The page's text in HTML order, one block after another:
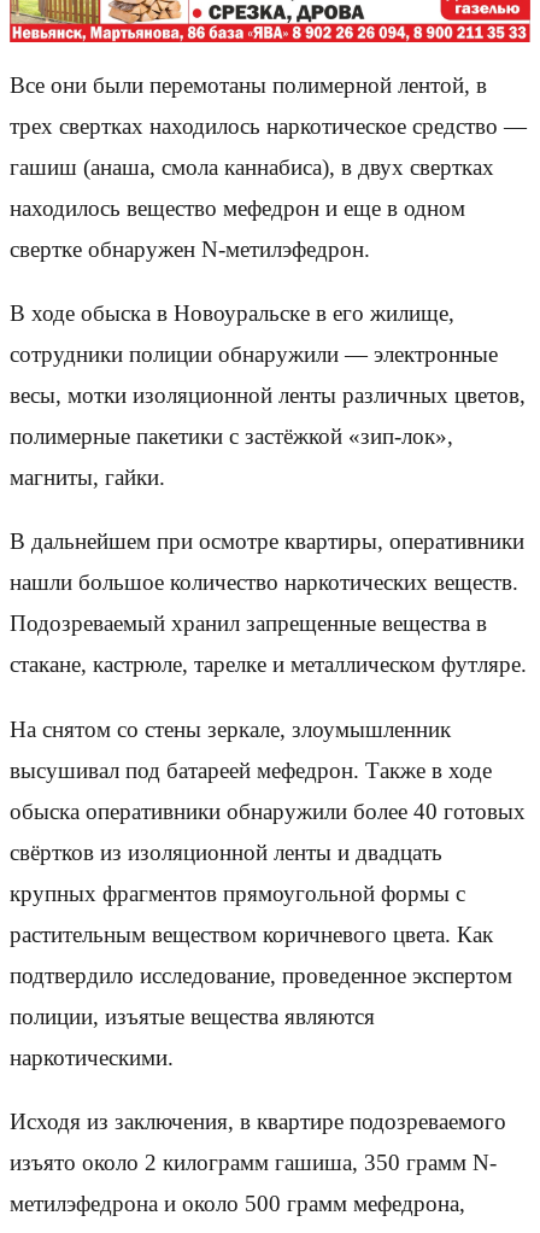
Все они были перемотаны полимерной лентой, в
трех свертках находилось наркотическое средство —
гашиш (анаша, смола каннабиса), в двух свертках
находилось вещество мефедрон и еще в одном
свертке обнаружен N-метилэфедрон.
В ходе обыска в Новоуральске в его жилище,
сотрудники полиции обнаружили — электронные
весы, мотки изоляционной ленты различных цветов,
полимерные пакетики с застёжкой «зип-лок»,
магниты, гайки.
В дальнейшем при осмотре квартиры, оперативники
нашли большое количество наркотических веществ.
Подозреваемый хранил запрещенные вещества в
стакане, кастрюле, тарелке и металлическом футляре.
На снятом со стены зеркале, злоумышленник
высушивал под батареей мефедрон. Также в ходе
обыска оперативники обнаружили более 40 готовых
свёртков из изоляционной ленты и двадцать
крупных фрагментов прямоугольной формы с
растительным веществом коричневого цвета. Как
подтвердило исследование, проведенное экспертом
полиции, изъятые вещества являются
наркотическими.
Исходя из заключения, в квартире подозреваемого
изъято около 2 килограмм гашиша, 350 грамм N-
метилэфедрона и около 500 грамм мефедрона,